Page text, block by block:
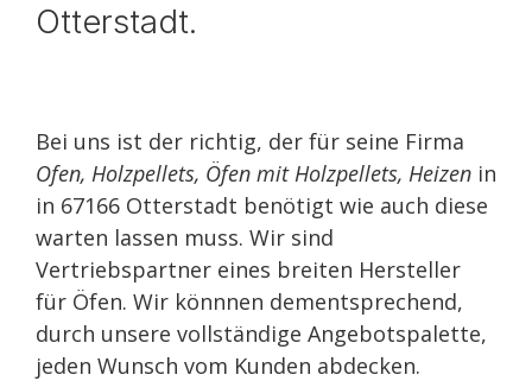
Otterstadt.
Bei uns ist der richtig, der für seine Firma
Ofen, Holzpellets, Öfen mit Holzpellets, Heizen in
in 67166 Otterstadt benötigt wie auch diese
warten lassen muss. Wir sind
Vertriebspartner eines breiten Hersteller
für Öfen. Wir könnnen dementsprechend,
durch unsere vollständige Angebotspalette,
jeden Wunsch vom Kunden abdecken.